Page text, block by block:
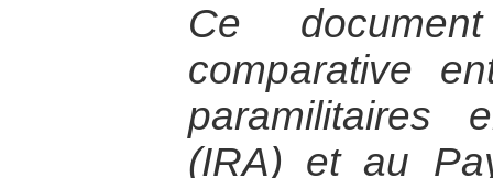
Ce
comparative
paramilitaires
(IRA) et au